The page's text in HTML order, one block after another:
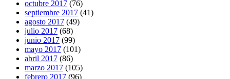
octubre 2017 (76)
septiembre 2017 (41)
agosto 2017 (49)
julio 2017 (68)
junio 2017 (99)
mayo 2017 (101)
abril 2017 (86)
marzo 2017 (105)
febrero 2017 (96)